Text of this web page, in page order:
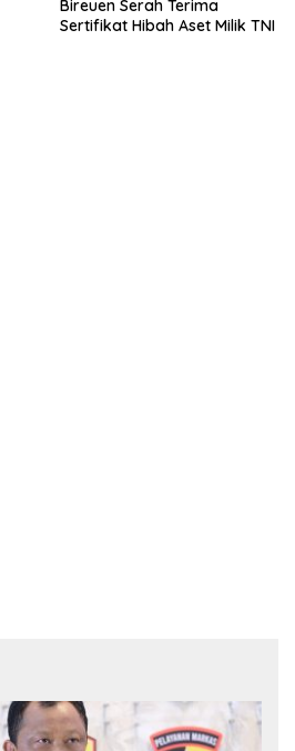
Bireuen Serah Terima
Sertifikat Hibah Aset Milik TNI